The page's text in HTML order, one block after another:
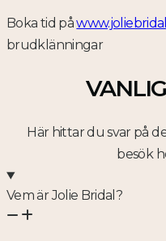
Boka tid på
brudklänningar
Här hittar du svar på
besök
Vem är Jolie Bridal?